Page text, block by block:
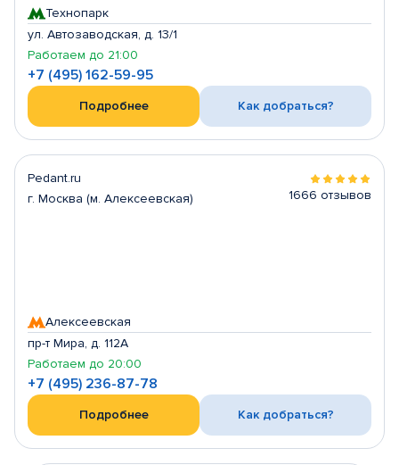
Технопарк
ул. Автозаводская, д. 13/1
Работаем до 21:00
+7 (495) 162-59-95
Подробнее Как добраться?
Pedant.ru
г. Москва (м. Алексеевская)
1666 отзывов
Алексеевская
пр-т Мира, д. 112А
Работаем до 20:00
+7 (495) 236-87-78
Подробнее Как добраться?